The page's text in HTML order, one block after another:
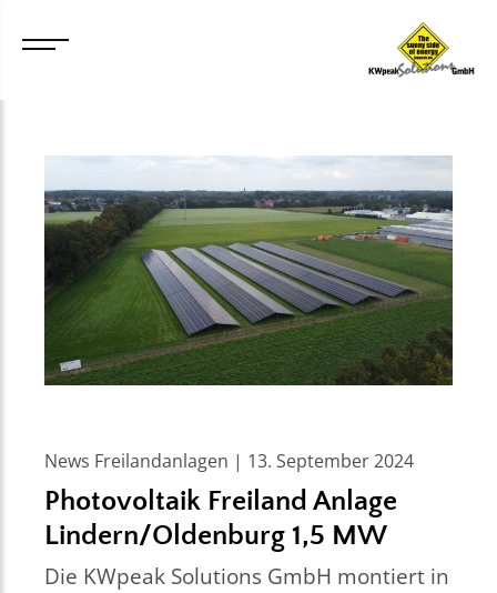
News Freilandanlagen | 13. September 2024
Photovoltaik Freiland Anlage
Lindern/Oldenburg 1,5 MW
Die KWpeak Solutions GmbH montiert in